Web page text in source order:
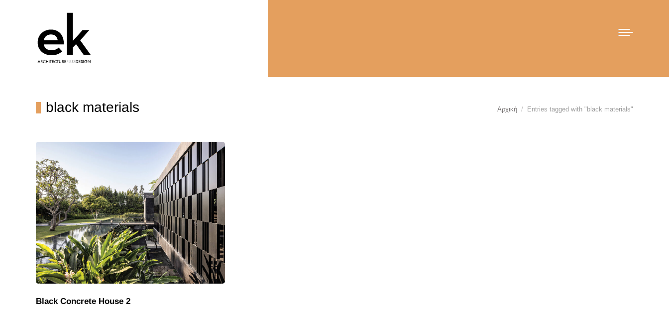
black materials You are here:
Αρχική Entries tagged with "black materials"
Black Concrete House 2